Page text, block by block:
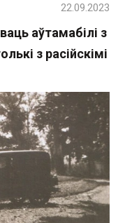
аўтамабілі з
з расійскімі
22.09.2023